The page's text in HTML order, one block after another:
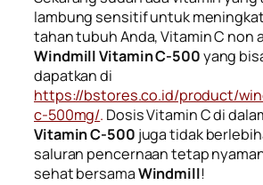
lambung sensitif untuk
tahan tubuh Anda, Vitamin C non
Windmill Vitamin C-500yang
dapatkan di
https://bstores.co.id/product/
c-500mg/. Dosis Vitamin C di
Vitamin C-500 juga tidak
saluran pencernaan tetap
sehat bersamaWindmill!